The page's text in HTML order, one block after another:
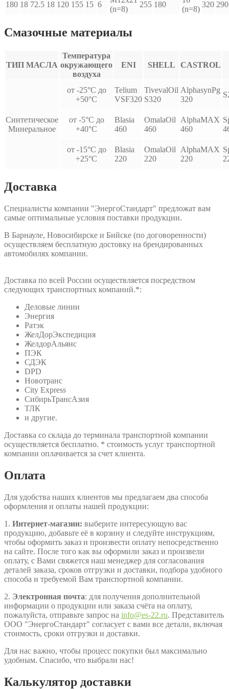
180 18 72.5 18 120 155 15 6
(n=8)
255 180
(n=8)
320 290
Смазочные материалы
ТИП МАСЛА
Температура
окружающего
воздуха
ENI SHELL CASTROL
Синтетическое
Минеральное
от -25°С до
+50°С
Telium
VSF320
TivevalOil
S320
AlphasynPg
320
от -5°С до
+40°С
Blasia
460
OmalaOil
460
AlphaMAX
460
от -15°С до
+25°С
Blasia
220
OmalaOil
220
AlphaMAX
220
Доставка
Специалисты компании "ЭнергоСтандарт" предложат вам
самые оптимальные условия поставки продукции.
В Барнауле, Новосибирске и Бийске (по договоренности)
осуществляем бесплатную достовку на брендированных
автомобилях компании.
Доставка по всей России осуществляется посредством
следующих транспортных компаний.*:
Деловые линии
Энергия
Ратэк
ЖелДорЭкспедиция
ЖелдорАльянс
ПЭК
СДЭК
DPD
Новотранс
City Express
СибирьТрансАзия
ТЛК
и другие.
Доставка со склада до терминала транспортной компании
осуществляется бесплатно. * стоимость услуг транспортной
компании оплачивается за счет клиента.
Оплата
Для удобства наших клиентов мы предлагаем два способа
оформления и оплаты нашей продукции:
1. Интернет-магазин: выберите интересующую вас
продукцию, добавьте её в корзину и следуйте инструкциям,
чтобы оформить заказ и произвести оплату непосредственно
на сайте. После того как вы оформили заказ и произвели
оплату, с Вами свяжется наш менеджер для согласования
деталей заказа, сроков отгрузки и доставки, подбора удобного
способа и требуемой Вам транспортной компании.
2. Электронная почта: для получения дополнительной
информации о продукции или заказа счёта на оплату,
пожалуйста, отправьте запрос на info@es-22.ru. Представитель
ООО "ЭнергоСтандарт" согласует с вами все детали, включая
стоимость, сроки отгрузки и доставки.
Для нас важно, чтобы процесс покупки был максимально
удобным. Спасибо, что выбрали нас!
Калькулятор доставки